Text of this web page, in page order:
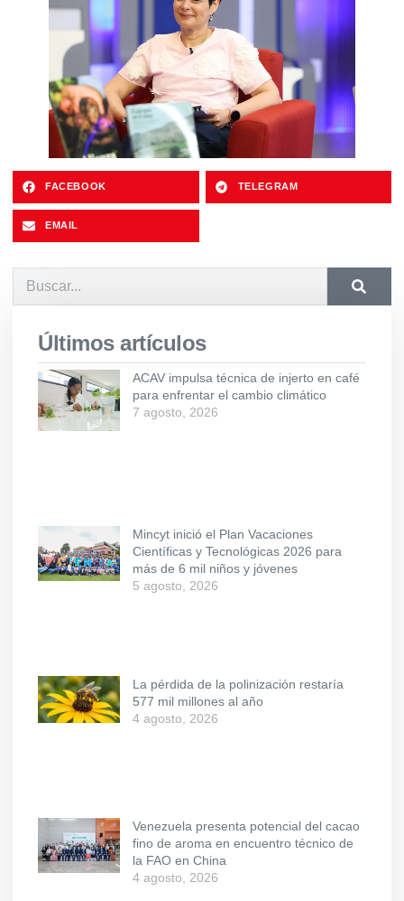
FACEBOOK TELEGRAM
EMAIL
Últimos artículos
ACAV impulsa técnica de injerto en café
para enfrentar el cambio climático
7 agosto, 2026
Mincyt inició el Plan Vacaciones
Científicas y Tecnológicas 2026 para
más de 6 mil niños y jóvenes
5 agosto, 2026
La pérdida de la polinización restaría
577 mil millones al año
4 agosto, 2026
Venezuela presenta potencial del cacao
fino de aroma en encuentro técnico de
la FAO en China
4 agosto, 2026